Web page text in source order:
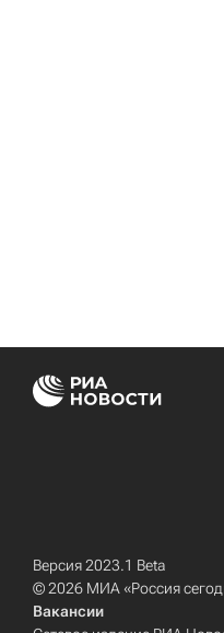
Версия 2023.1 Beta
© 2026 МИА «Россия
Вакансии